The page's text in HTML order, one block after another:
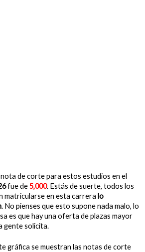
de corte para estos estudios en el
fue de5,000. Estás de suerte, todos los
matricularse en esta carrera lo
. No pienses que esto supone nada malo, lo
es que hay una oferta de plazas mayor
gente solicita.
gráfica se muestran las notas de corte